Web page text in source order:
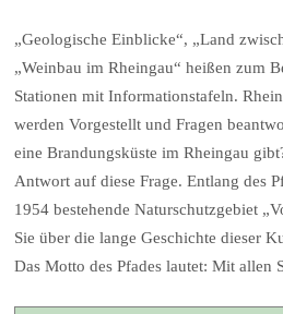
„Geologische Einblicke“, „Land
„Weinbau im Rheingau“ heißen zum
Stationen mit Informationstafeln.
werden Vorgestellt und Fragen
eine Brandungsküste im Rheingau
Antwort auf diese Frage. Entlang des
1954 bestehende Naturschutzgebiet
Sie über die lange Geschichte dieser
Das Motto des Pfades lautet: Mit allen